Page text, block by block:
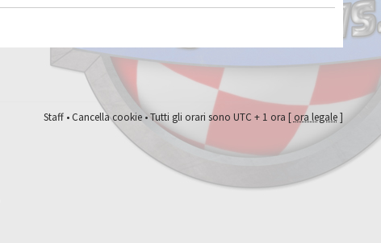
Staff•Cancella cookie• Tutti gli orari sono UTC + 1 ora [ ora legale]